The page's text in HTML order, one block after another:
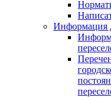
Информация